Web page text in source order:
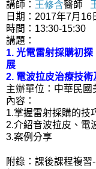
講師： 王修含醫師
日期：2017年7月16
時間：13:30-15:30
講題：
1. 光電雷射採購初
展
2. 電波拉皮治療技
主辦單位：中華民國
內容：
1.掌握雷射採購的技
2.介紹音波拉皮、電
3.案例分享
附錄：課後課程複習-